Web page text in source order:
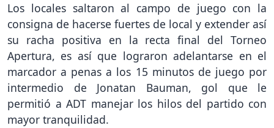
Los locales saltaron al campo de juego con la
consigna de hacerse fuertes de local y extender así
su racha positiva en la recta final del Torneo
Apertura, es así que lograron adelantarse en el
marcador a penas a los 15 minutos de juego por
intermedio de Jonatan Bauman, gol que le
permitió a ADT manejar los hilos del partido con
mayor tranquilidad.